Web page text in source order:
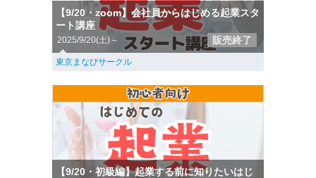
【9/20・zoom】会社員からはじめる起業スタ
ート講座
2025/9/20(土)～ 販売終了
東京まなびサークル
【9/20・初級編】起業する前に知りたいはじ